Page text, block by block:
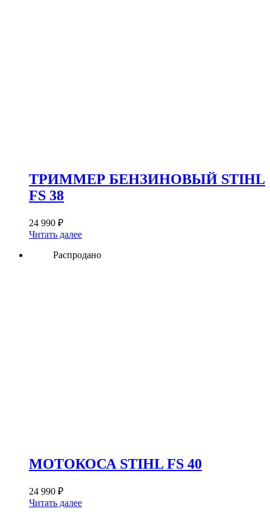
ТРИММЕР БЕНЗИНОВЫЙ STIHL
FS 38
24 990 ₽
Читать далее
Распродано
МОТОКОСА STIHL FS 40
24 990 ₽
Читать далее